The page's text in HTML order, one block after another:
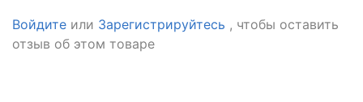
Войдите или Зарегистрируйтесь , чтобы оставить
отзыв об этом товаре